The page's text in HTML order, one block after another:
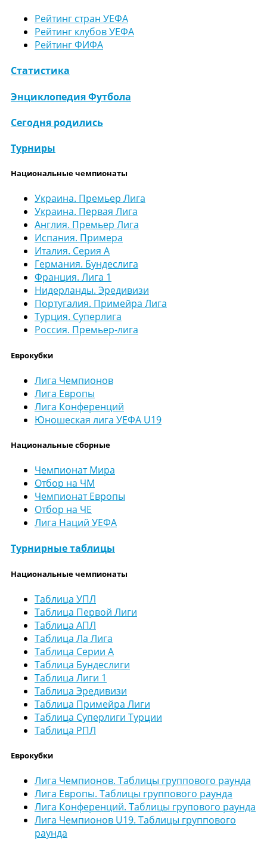
Рейтинг стран УЕФА
Рейтинг клубов УЕФА
Рейтинг ФИФА
Статистика
Энциклопедия Футбола
Сегодня родились
Турниры
Национальные чемпионаты
Украина. Премьер Лига
Украина. Первая Лига
Англия. Премьер Лига
Испания. Примера
Италия. Серия А
Германия. Бундеслига
Франция. Лига 1
Нидерланды. Эредивизи
Португалия. Примейра Лига
Турция. Суперлига
Россия. Премьер-лига
Еврокубки
Лига Чемпионов
Лига Европы
Лига Конференций
Юношеская лига УЕФА U19
Национальные сборные
Чемпионат Мира
Отбор на ЧМ
Чемпионат Европы
Отбор на ЧЕ
Лига Наций УЕФА
Турнирные таблицы
Национальные чемпионаты
Таблица УПЛ
Таблица Первой Лиги
Таблица АПЛ
Таблица Ла Лига
Таблица Серии А
Таблица Бундеслиги
Таблица Лиги 1
Таблица Эредивизи
Таблица Примейра Лиги
Таблица Суперлиги Турции
Таблица РПЛ
Еврокубки
Лига Чемпионов. Таблицы группового раунда
Лига Европы. Таблицы группового раунда
Лига Конференций. Таблицы групового раунда
Лига Чемпионов U19. Таблицы группового
раунда